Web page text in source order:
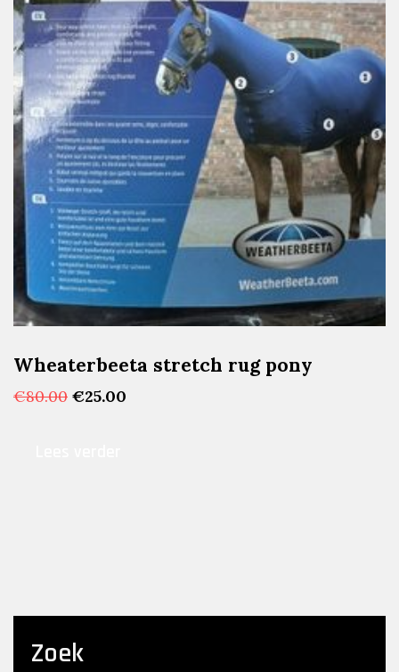
Wheaterbeeta stretch rug pony
€80.00 Oorspronkelijke
€25.00
Zoek